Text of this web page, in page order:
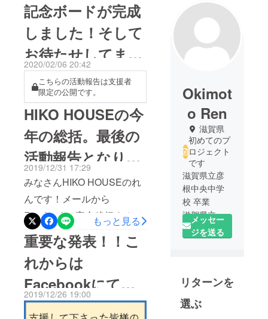
記念ボードが完成
しました！そして
お待たせしてま
す！
2020/02/06 20:42
こちらの活動報告は支援者
限定の公開です。
HIKO HOUSEの今
年の総括。最後の
活動報告となりま
す！（たぶん）
2019/12/31 17:29
みなさんHIKO HOUSEのれ
んです！メールから
Facebookに完全移行すると
か言ってやっぱり最後のあ
いさつをしたくなって来
ちゃいました。おそらくこ
れが、メールでは活動報告
になります。さて、今年も
残り数時間となりましたね
もっと見る
重要な発表！！こ
れからは
Facebookにてご
報告をさせてくだ
2019/12/26 19:00
Okimot
o Ren
滋賀県
初めてのプ
ロジェクト
です
滋賀県立彦
根中央中学
校 卒業
滋賀県立米
原高校 卒業
滋賀大学 教
メッセー
ジを送る
リターンを
選ぶ